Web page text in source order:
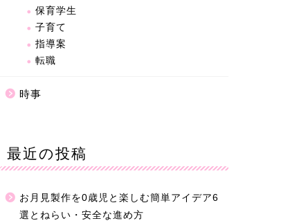
保育学生
子育て
指導案
転職
時事
最近の投稿
お月見製作を0歳児と楽しむ簡単アイデア6
選とねらい・安全な進め方